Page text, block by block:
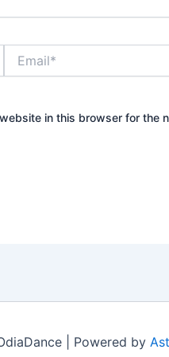
in this browser for the
| Powered by